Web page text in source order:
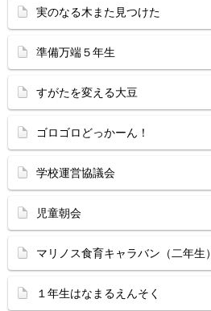
実のなる木また見つけた
準備万端５年生
すがたを変える大豆
ゴロゴロどっかーん！
学校運営協議会
児童朝会
マリノス食育キャラバン（二年生）
１年生はなまるえんそく